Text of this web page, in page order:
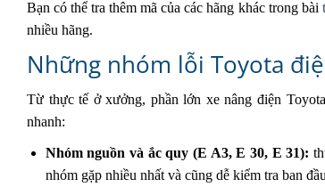
Bạn có thể tra thêm mã của các hãng khác trong bài
nhiều hãng.
Những nhóm lỗi Toyota
Từ thực tế ở xưởng, phần lớn xe nâng điện
nhanh:
Nhóm nguồn và ắc quy (E A3, E 30, E 31):
nhóm gặp nhiều nhất và cũng dễ kiểm tra ban